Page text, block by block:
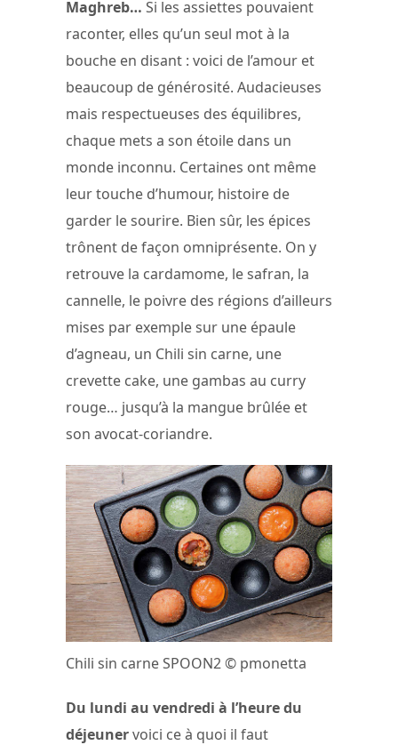
Maghreb… Si les assiettes pouvaient
raconter, elles qu’un seul mot à la
bouche en disant : voici de l’amour et
beaucoup de générosité. Audacieuses
mais respectueuses des équilibres,
chaque mets a son étoile dans un
monde inconnu. Certaines ont même
leur touche d’humour, histoire de
garder le sourire. Bien sûr, les épices
trônent de façon omniprésente. On y
retrouve la cardamome, le safran, la
cannelle, le poivre des régions d’ailleurs
mises par exemple sur une épaule
d’agneau, un Chili sin carne, une
crevette cake, une gambas au curry
rouge… jusqu’à la mangue brûlée et
son avocat-coriandre.
Chili sin carne SPOON2 © pmonetta
Du lundi au vendredi à l’heure du
déjeunervoici ce à quoi il faut